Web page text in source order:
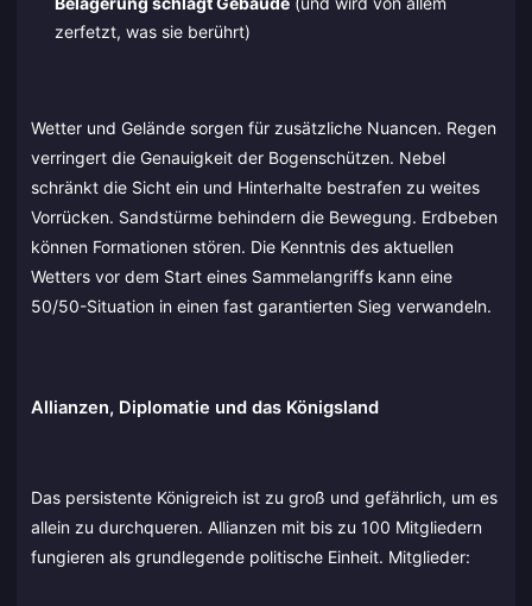
zerfetzt, was sie berührt)
Wetter und Gelände sorgen für zusätzliche Nuancen. Regen
verringert die Genauigkeit der Bogenschützen. Nebel
schränkt die Sicht ein und Hinterhalte bestrafen zu weites
Vorrücken. Sandstürme behindern die Bewegung. Erdbeben
können Formationen stören. Die Kenntnis des aktuellen
Wetters vor dem Start eines Sammelangriffs kann eine
50/50-Situation in einen fast garantierten Sieg verwandeln.
Allianzen, Diplomatie und das Königsland
Das persistente Königreich ist zu groß und gefährlich, um es
allein zu durchqueren. Allianzen mit bis zu 100 Mitgliedern
fungieren als grundlegende politische Einheit. Mitglieder: